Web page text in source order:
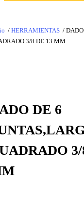
/ HERRAMIENTAS /
3/8 DE 13 MM
DE 6
3/